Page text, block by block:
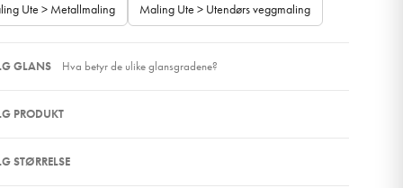
Ute > Metallmaling Maling Ute > Utendørs veggmaling
GLANS Hva betyr de ulike glansgradene?
PRODUKT
STØRRELSE